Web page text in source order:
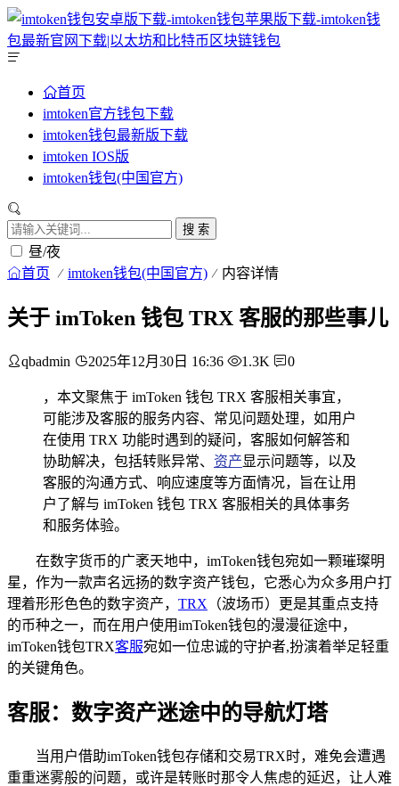
首页
imtoken官方钱包下载
imtoken钱包最新版下载
imtoken IOS版
imtoken钱包(中国官方)
搜 索
昼/夜
首页 imtoken钱包(中国官方) 内容详情
关于 imToken 钱包 TRX 客服的那些事儿
qbadmin 2025年12月30日 16:36 1.3K 0
，本文聚焦于 imToken 钱包 TRX 客服相关事宜，
可能涉及客服的服务内容、常见问题处理，如用户
在使用 TRX 功能时遇到的疑问，客服如何解答和
协助解决，包括转账异常、 资产显示问题等，以及
客服的沟通方式、响应速度等方面情况，旨在让用
户了解与 imToken 钱包 TRX 客服相关的具体事务
和服务体验。
在数字货币的广袤天地中，imToken钱包宛如一颗璀璨明
星，作为一款声名远扬的数字资产钱包，它悉心为众多用户打
理着形形色色的数字资产， TRX （波场币）更是其重点支持
的币种之一，而在用户使用imToken钱包的漫漫征途中，
imToken钱包TRX客服宛如一位忠诚的守护者,扮演着举足轻重
的关键角色。
客服：数字资产迷途中的导航灯塔
当用户借助imToken钱包存储和交易TRX时，难免会遭遇
重重迷雾般的问题，或许是转账时那令人焦虑的延迟，让人难